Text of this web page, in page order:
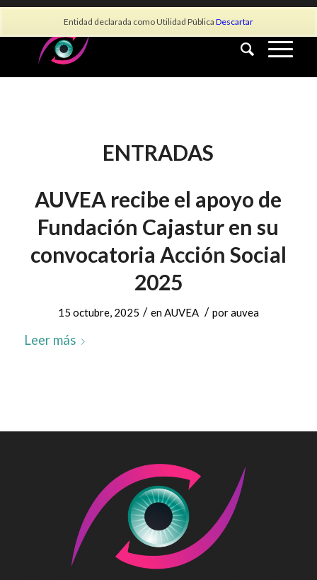
Entidad declarada como Utilidad Pública Descartar
info@asociacionauvea.es
ENTRADAS
AUVEA recibe el apoyo de
Fundación Cajastur en su
convocatoria Acción Social
2025
15 octubre, 2025 / enAUVEA / porauvea
Leer más